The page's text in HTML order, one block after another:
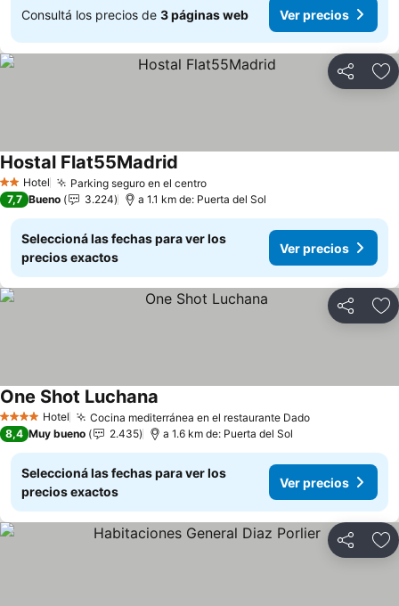
Consultá los precios de 3 páginas web Ver precios
Compartir
2 Estrellas
Hotel Parking seguro en el centro
Hostal Flat55Madrid
7,7 Bueno 3.224 a 1.1 km de: Puerta del Sol
Seleccioná las fechas para ver los
precios exactos
Ver precios
Compartir
4 EstrellasHotel Cocina mediterránea en el restaurante Dado
One Shot Luchana
8,4 Muy bueno 2.435 a 1.6 km de: Puerta del Sol
Seleccioná las fechas para ver los
precios exactos
Ver precios
Compartir